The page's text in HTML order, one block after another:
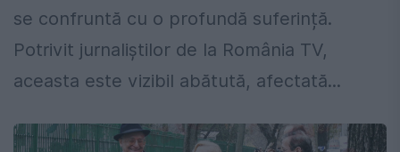
se confruntă cu o profundă suferință.
Potrivit jurnaliștilor de la România TV,
aceasta este vizibil abătută, afectată...